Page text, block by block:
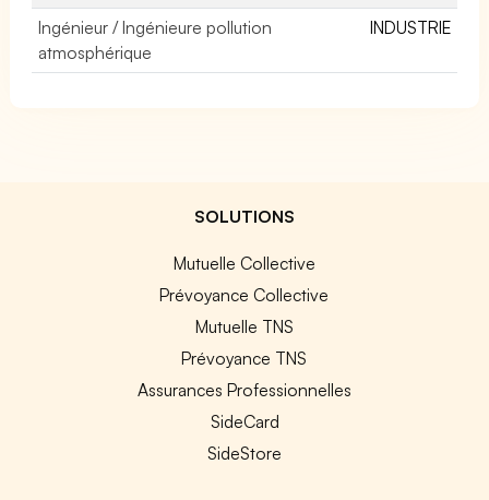
Ingénieur / Ingénieure pollution
atmosphérique
INDUSTRIE
SOLUTIONS
Mutuelle Collective
Prévoyance Collective
Mutuelle TNS
Prévoyance TNS
Assurances Professionnelles
SideCard
SideStore